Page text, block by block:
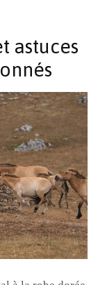
astuces